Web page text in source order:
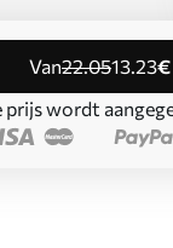
Van22.0513.23€
prijs wordt